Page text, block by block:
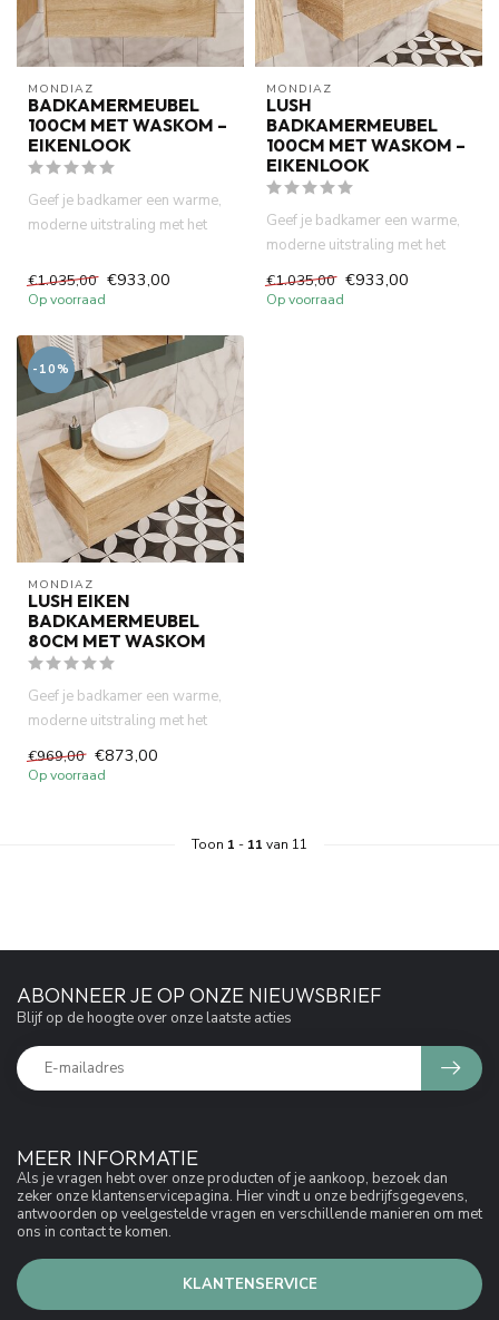
MONDIAZ
BADKAMERMEUBEL
100CM MET WASKOM –
EIKENLOOK
Geef je badkamer een warme,
moderne uitstraling met het
€1.035,00 €933,00
Op voorraad
MONDIAZ
LUSH
BADKAMERMEUBEL
100CM MET WASKOM –
EIKENLOOK
Geef je badkamer een warme,
moderne uitstraling met het
LUSH eiken badkamermeube...
€1.035,00 €933,00
Op voorraad
-10%
MONDIAZ
LUSH EIKEN
BADKAMERMEUBEL
80CM MET WASKOM
Geef je badkamer een warme,
moderne uitstraling met het
LUSH eiken badkamermeube...
€969,00 €873,00
Op voorraad
Toon 1 - 11 van 11
MEER INFORMATIE
Als je vragen hebt over onze producten of je aankoop, bezoek dan
zeker onze klantenservicepagina. Hier vindt u onze bedrijfsgegevens,
antwoorden op veelgestelde vragen en verschillende manieren om met
ons in contact te komen.
KLANTENSERVICE
ABONNEER JE OP ONZE NIEUWSBRIEF
Blijf op de hoogte over onze laatste acties